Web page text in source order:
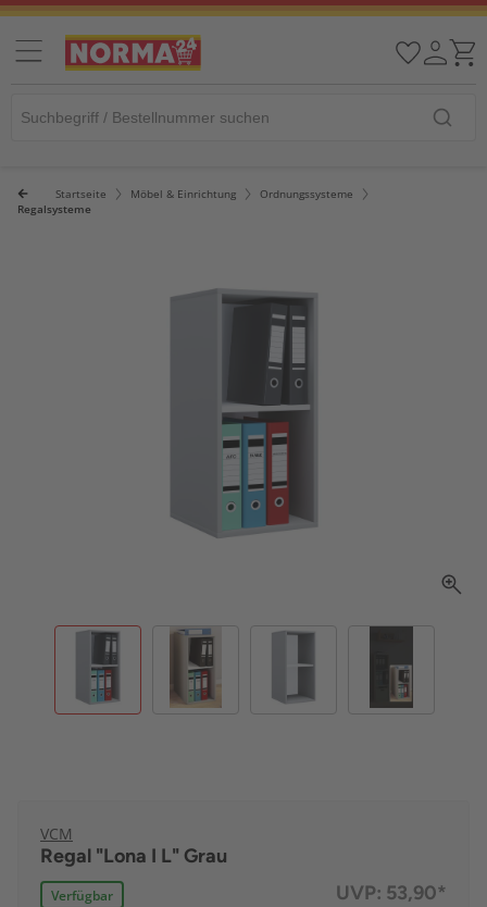
Startseite Möbel & Einrichtung
Ordnungssysteme
Regalsysteme
VCM
Regal "Lona I L" Grau
Verfügbar
UVP: 53,90*